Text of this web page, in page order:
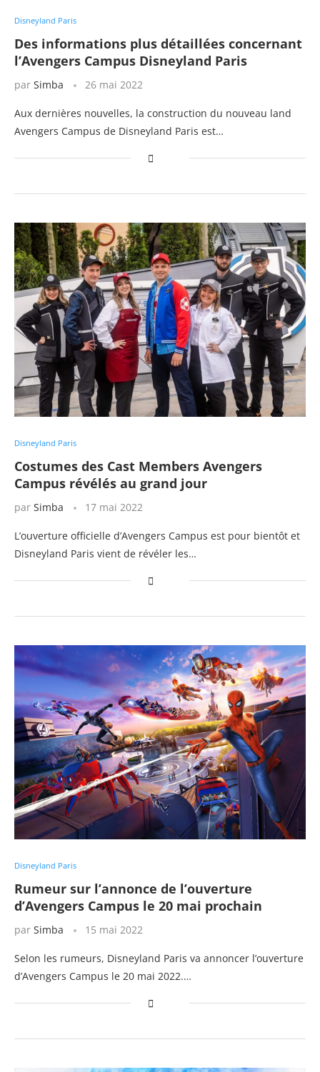
Disneyland Paris
Des informations plus détaillées concernant
l’Avengers Campus Disneyland Paris
par Simba 26 mai 2022
Aux dernières nouvelles, la construction du nouveau land
Avengers Campus de Disneyland Paris est…
Disneyland Paris
Costumes des Cast Members Avengers
Campus révélés au grand jour
par Simba 17 mai 2022
L’ouverture officielle d’Avengers Campus est pour bientôt et
Disneyland Paris vient de révéler les…
Disneyland Paris
Rumeur sur l’annonce de l’ouverture
d’Avengers Campus le 20 mai prochain
par Simba 15 mai 2022
Selon les rumeurs, Disneyland Paris va annoncer l’ouverture
d’Avengers Campus le 20 mai 2022.…